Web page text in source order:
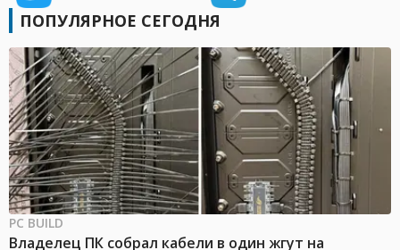
ПОПУЛЯРНОЕ СЕГОДНЯ
PC BUILD
Владелец ПК собрал кабели в один жгут на